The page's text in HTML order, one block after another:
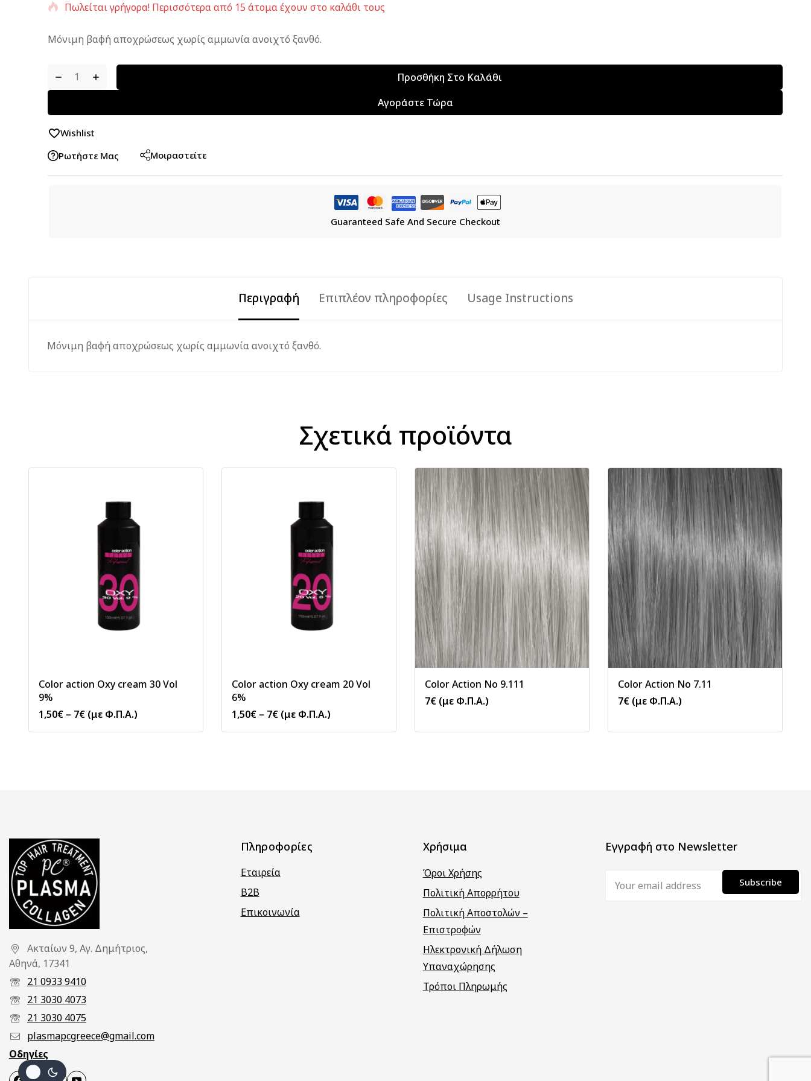
Πωλείται γρήγορα! Περισσότερα από 15 άτομα έχουν στο καλάθι τους
Μόνιμη βαφή αποχρώσεως χωρίς αμμωνία ανοιχτό ξανθό.
Προσθήκη Στο Καλάθι
Αγοράστε Τώρα
Wishlist
Ρωτήστε Μας
Μοιραστείτε
Guaranteed Safe And Secure Checkout
Περιγραφή Επιπλέον πληροφορίες Usage Instructions
Μόνιμη βαφή αποχρώσεως χωρίς αμμωνία ανοιχτό ξανθό.
Σχετικά προϊόντα
Color action Oxy cream 30 Vol
9%
1,50€ – 7€ (με Φ.Π.Α.)
Color action Oxy cream 20 Vol
6%
1,50€ – 7€ (με Φ.Π.Α.)
Color Action No 9.111
7€ (με Φ.Π.Α.)
Color Action No 7.11
7€ (με Φ.Π.Α.)
Ακταίων 9, Αγ. Δημήτριος,
Αθηνά, 17341
21 0933 9410
21 3030 4073
21 3030 4075
plasmapcgreece@gmail.com
Οδηγίες
Πληροφορίες
Εταιρεία
B2B
Επικοινωνία
Χρήσιμα
Όροι Χρήσης
Πολιτική Απορρήτου
Πολιτική Αποστολών –
Επιστροφών
Ηλεκτρονική Δήλωση
Υπαναχώρησης
Τρόποι Πληρωμής
Εγγραφή στο Newsletter